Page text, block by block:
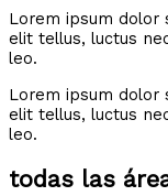
Lorem ipsum dolor
elit tellus, luctus
leo.
Lorem ipsum dolor
elit tellus, luctus
leo.
todas las